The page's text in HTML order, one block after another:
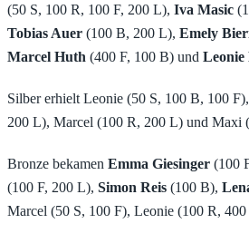
(50 S, 100 R, 100 F, 200 L), Iva Masic
Tobias Auer (100 B, 200 L), Emely
Marcel Huth (400 F, 100 B) und Leonie
Silber erhielt Leonie (50 S, 100 B, 100
200 L), Marcel (100 R, 200 L) und Maxi
Bronze bekamen Emma Giesinger (100
(100 F, 200 L), Simon Reis (100 B),
Marcel (50 S, 100 F), Leonie (100 R,